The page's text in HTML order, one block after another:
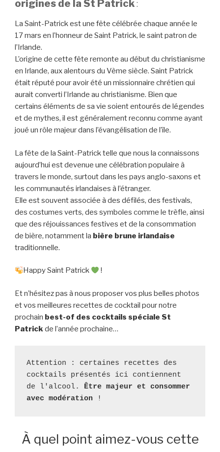
origines de la St Patrick:
La Saint-Patrick est une fête célébrée chaque année le
17 mars en l’honneur de Saint Patrick, le saint patron de
l’Irlande.
L’origine de cette fête remonte au début du christianisme
en Irlande, aux alentours du Vème siècle. Saint Patrick
était réputé pour avoir été un missionnaire chrétien qui
aurait converti l’Irlande au christianisme. Bien que
certains éléments de sa vie soient entourés de légendes
et de mythes, il est généralement reconnu comme ayant
joué un rôle majeur dans l’évangélisation de l’île.
La fête de la Saint-Patrick telle que nous la connaissons
aujourd’hui est devenue une célébration populaire à
travers le monde, surtout dans les pays anglo-saxons et
les communautés irlandaises à l’étranger.
Elle est souvent associée à des défilés, des festivals,
des costumes verts, des symboles comme le trèfle, ainsi
que des réjouissances festives et de la consommation
de bière, notamment la bière brune irlandaise
traditionnelle.
Happy Saint Patrick !
Et n’hésitez pas à nous proposer vos plus belles photos
et vos meilleures recettes de cocktail pour notre
prochain best-of des cocktails spéciale St
Patrickde l’année prochaine…
Attention : certaines recettes des
cocktails présentés ici contiennent
de l'alcool. Être majeur et consommer
avec modération !
À quel point aimez-vous cette